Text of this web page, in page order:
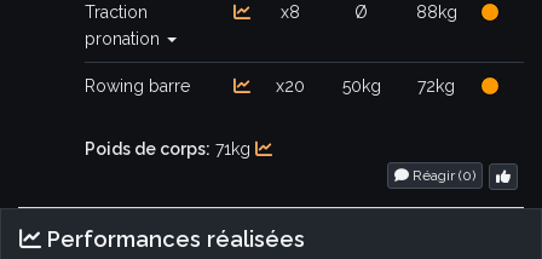
Traction
pronation
x8 Ø 88kg
Rowing barre x20 50kg 72kg
Poids de corps: 71kg
Réagir (0)
Performances réalisées